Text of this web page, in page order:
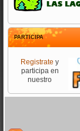
PARTICIPA
Registrate y
participa en
nuestro